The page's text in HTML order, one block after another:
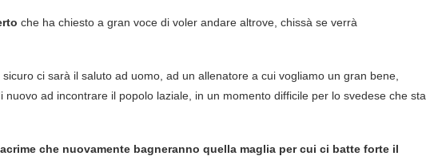
che ha chiesto a gran voce di voler andare altrove, chissà se verrà
ci sarà il saluto ad uomo, ad un allenatore a cui vogliamo un gran bene,
nuovo ad incontrare il popolo laziale, in un momento difficile per lo svedese che sta
che nuovamente bagneranno quella maglia per cui ci batte forte il